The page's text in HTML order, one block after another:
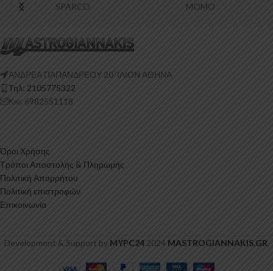
SPARCO MOMO
ΑΝΔΡΕΑ ΠΑΠΑΝΔΡΕΟΥ 20 ‘ΙΛΙΟΝ ΑΘΗΝΑ
Τηλ: 2105775322
Κιν: 6982551118
Όροι Χρήσης
Τρόποι Αποστολής & Πληρωμής
Πολιτική Απορρήτου
Πολιτική επιστροφών
Επικοινωνία
Development & Support by MYPC242024 MASTROGIANNAKIS.GR.